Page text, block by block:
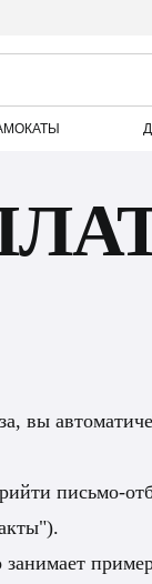
вы
письмо-
занимает